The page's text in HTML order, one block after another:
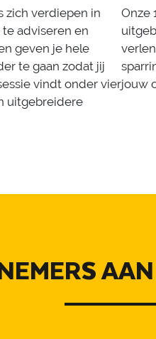
zich verdiepen in
adviseren en
geven je hele
te gaan zodat jij
vindt onder vier
uitgebreidere
Onze
jouw